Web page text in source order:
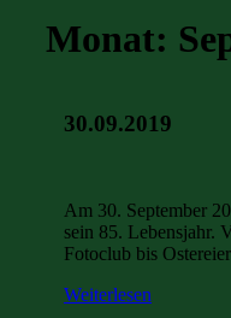
Monat:
30.09.2019
Am 30. September
sein 85. Lebensjahr.
Fotoclub bis
Weiterlesen